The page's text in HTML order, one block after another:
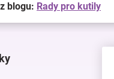
blogu: Rady pro kutily